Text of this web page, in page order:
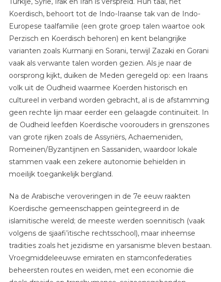
Koerdisch, behoort tot de Indo-Iraanse tak van de Indo-
Europese taalfamilie (een grote groep talen waartoe ook
Perzisch en Koerdisch behoren) en kent belangrijke
varianten zoals Kurmanji en Sorani, terwijl Zazaki en Gorani
vaak als verwante talen worden gezien. Als je naar de
oorsprong kijkt, duiken de Meden geregeld op: een Iraans
volk uit de Oudheid waarmee Koerden historisch en
cultureel in verband worden gebracht, al is de afstamming
geen rechte lijn maar eerder een gelaagde continuïteit. In
de Oudheid leefden Koerdische voorouders in grenszones
van grote rijken zoals de Assyriërs, Achaemeniden,
Romeinen/Byzantijnen en Sassaniden, waardoor lokale
stammen vaak een zekere autonomie behielden in
moeilijk toegankelijk bergland.
Na de Arabische veroveringen in de 7e eeuw raakten
Koerdische gemeenschappen geïntegreerd in de
islamitische wereld; de meeste werden soennitisch (vaak
volgens de sjaafi’itische rechtsschool), maar inheemse
tradities zoals het jezidisme en yarsanisme bleven bestaan.
Vroegmiddeleeuwse emiraten en stamconfederaties
beheersten routes en weiden, met een economie die